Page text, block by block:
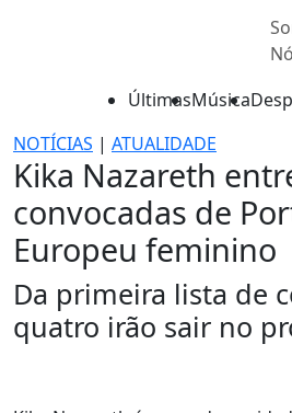
ÚltimasMúsica
NOTÍCIAS | ATUALIDADE
Kika Nazareth
convocadas de
Europeu feminino
Da primeira lista de
quatro irão sair no